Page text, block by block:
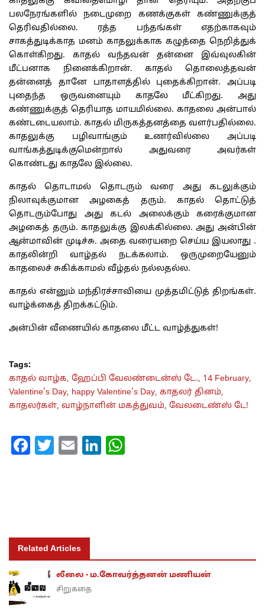
பலநேரங்களில் நடைமுறை கணக்குகள் கண்ணுக்குத்
தெரிவதில்லை. ரத்த பந்தங்கள் எதற்காகவும்
சாகத்துடிக்காத மனம் காதலுக்காக கழுத்தை நெறித்துக்
கொள்கிறது. காதல் வந்தவன் தன்னை இவ்வுலகின்
மீட்பனாக நினைக்கிறான். காதல் தொலைத்தவன்
தன்னைத் தானே பாதாளத்தில் புதைக்கிறான். அப்படி
புதைந்த ஒருவனையும் காதலே மீட்கிறது. அது
கண்ணுக்குத் தெரியாத மாயமில்லை. காதலை அன்பால்
கண்டடையலாம். காதல் மிருகத்தனத்தை வளர்பதில்லை.
காதலுக்கு பழிவாங்கும் உணர்வில்லை அப்படி
வாங்கத்துடிக்குமென்றால் அதுவரை அவர்கள்
கொண்டது காதலே இல்லை.
காதல் தொடாமல் தொடரும் வரை அது கடலுக்கும்
நிலாவுக்குமான அழகைத் தரும். காதல் தொட்டுத்
தொடரும்போது அது கடல் அலைக்கும் கரைக்குமான
அழகைத் தரும். காதலுக்கு இலக்கில்லை. அது அன்பின்
ஆன்மாவின் முடிச்சு. அதை வரையறை செய்ய இயலாது .
காதலின்றி வாழ்தல் நடக்கலாம். ஒருமுறையேனும்
காதலைச் சுகிக்காமல் வீழ்தல் நல்லதல்ல.
காதல் என்னும் மந்திரச்சாவியை முத்தமிட்டுத் திறங்கள்.
வாழ்க்கைத் திறக்கட்டும்.
அன்பின் வீணையில் காதலை மீட்ட வாழ்த்துகள்!
Tags:
காதல் வாழ்க, ஹேப்பி வேலண்டைன்ஸ் டே., 14 February,
Valentine's Day, happy Valentine's Day, காதலர் தினம்,
காதலர்கள், வாழ்நாளின் மகத்துவம், வேலடைண்ஸ் டே!
Facebook
Twitter
EmailLinkedIn
Related Articles
லீலை - ம.கோவர்த்தனன் மணியன்
சிறுகதை